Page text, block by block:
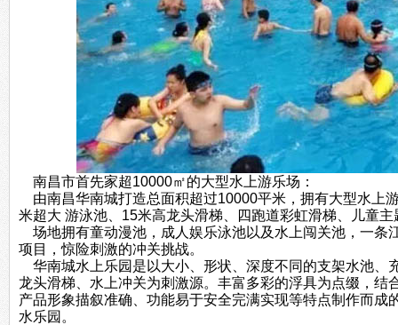
南昌市首先家超10000㎡的大型水上游乐场：
由南昌华南城打造总面积超过10000平米，拥有大型水上
米超大 游泳池、15米高龙头滑梯、四跑道彩虹滑梯、儿童
场地拥有童动漫池，成人娱乐泳池以及水上闯关池，一条
项目，惊险刺激的冲关挑战。
华南城水上乐园是以大小、形状、深度不同的支架水池、
龙头滑梯、水上冲关为刺激源。丰富多彩的浮具为点缀，结
产品形象描叙准确、功能易于安全完满实现等特点制作而成
水乐园。